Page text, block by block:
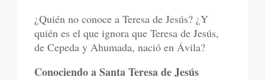
¿Quién no conoce a Teresa de Jesús? ¿Y
quién es el que ignora que Teresa de Jesús,
de Cepeda y Ahumada, nació en Ávila?
Conociendo a Santa Teresa de Jesús